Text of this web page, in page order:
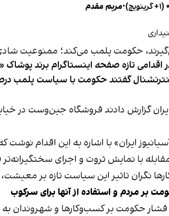
•مریم مقدم
اقدامی تازه صفحه اینستاگرام برند
گفتند حکومت با سیاست پلمب
ایران» با اشاره به این اقدام
با نمایش ثروت و اجرای
نگران تاثیر این سیاست‌ تازه بر
بر مردم و استفاده از آنها برای سرکوب
حکومت بر کسب‌وکارها و شهروندان